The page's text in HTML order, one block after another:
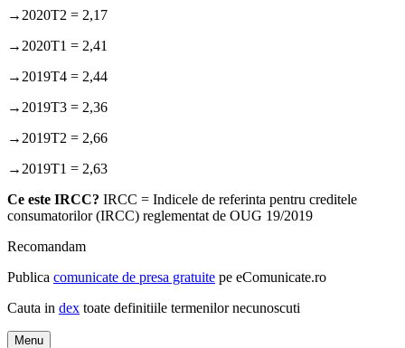
→2020T2 = 2,17
→2020T1 = 2,41
→2019T4 = 2,44
→2019T3 = 2,36
→2019T2 = 2,66
→2019T1 = 2,63
Ce este IRCC? IRCC = Indicele de referinta pentru creditele
consumatorilor (IRCC) reglementat de OUG 19/2019
Recomandam
Publica comunicate de presa gratuite pe eComunicate.ro
Cauta in dex toate definitiile termenilor necunoscuti
Menu